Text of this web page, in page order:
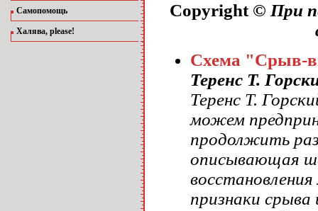
Самопомощь
Халява, please!
Copyright © При
Схема "Срыв-
Теренс Т.
Теренс Т.
можем
продолжить
описывающая
признаки